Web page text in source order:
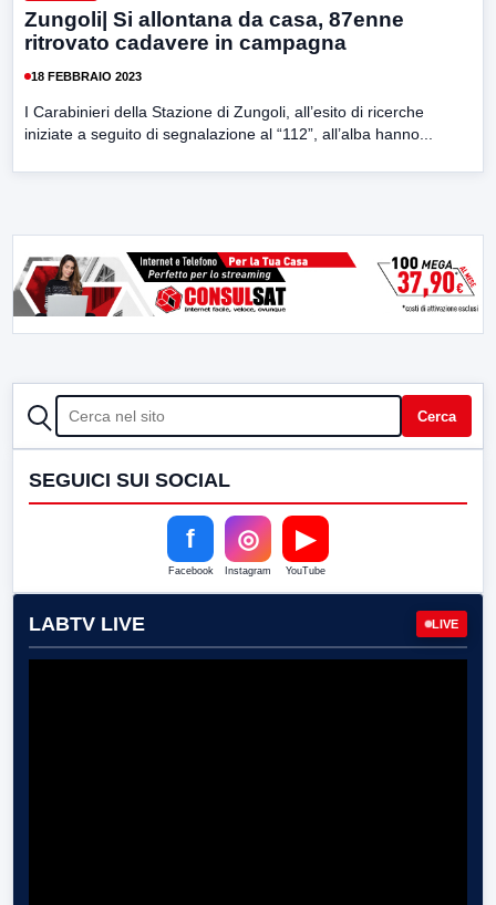
Zungoli| Si allontana da casa, 87enne
ritrovato cadavere in campagna
18 FEBBRAIO 2023
I Carabinieri della Stazione di Zungoli, all’esito di ricerche
iniziate a seguito di segnalazione al “112”, all’alba hanno...
CERCA Cerca
SEGUICI SUI SOCIAL
f
Facebook
◎
Instagram
▶
YouTube
LABTV LIVE LIVE